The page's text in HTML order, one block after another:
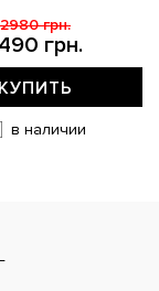
грн.
2980 грн.
КУПИТЬ
в наличии